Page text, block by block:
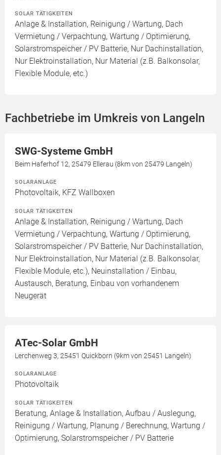
SOLAR TÄTIGKEITEN
Anlage & Installation, Reinigung / Wartung, Dach
Vermietung / Verpachtung, Wartung / Optimierung,
Solarstromspeicher / PV Batterie, Nur Dachinstallation,
Nur Elektroinstallation, Nur Material (z.B. Balkonsolar,
Flexible Module, etc.)
Fachbetriebe im Umkreis von Langeln
SWG-Systeme GmbH
Beim Haferhof 12, 25479 Ellerau (8km von 25479 Langeln)
SOLARANLAGE
Photovoltaik, KFZ Wallboxen
SOLAR TÄTIGKEITEN
Anlage & Installation, Reinigung / Wartung, Dach
Vermietung / Verpachtung, Wartung / Optimierung,
Solarstromspeicher / PV Batterie, Nur Dachinstallation,
Nur Elektroinstallation, Nur Material (z.B. Balkonsolar,
Flexible Module, etc.), Neuinstallation / Einbau,
Austausch, Beratung, Einbau von vorhandenem
Neugerät
ATec-Solar GmbH
Lerchenweg 3, 25451 Quickborn (9km von 25451 Langeln)
SOLARANLAGE
Photovoltaik
SOLAR TÄTIGKEITEN
Beratung, Anlage & Installation, Aufbau / Auslegung,
Reinigung / Wartung, Planung / Berechnung, Wartung /
Optimierung, Solarstromspeicher / PV Batterie